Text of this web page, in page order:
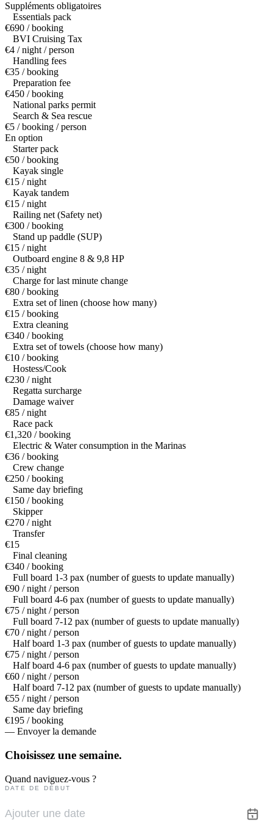
Suppléments obligatoires
Essentials pack
€690 / booking
BVI Cruising Tax
€4 / night / person
Handling fees
€35 / booking
Preparation fee
€450 / booking
National parks permit
Search & Sea rescue
€5 / booking / person
En option
Starter pack
€50 / booking
Kayak single
€15 / night
Kayak tandem
€15 / night
Railing net (Safety net)
€300 / booking
Stand up paddle (SUP)
€15 / night
Outboard engine 8 & 9,8 HP
€35 / night
Charge for last minute change
€80 / booking
Extra set of linen (choose how many)
€15 / booking
Extra cleaning
€340 / booking
Extra set of towels (choose how many)
€10 / booking
Hostess/Cook
€230 / night
Regatta surcharge
Damage waiver
€85 / night
Race pack
€1,320 / booking
Electric & Water consumption in the Marinas
€36 / booking
Crew change
€250 / booking
Same day briefing
€150 / booking
Skipper
€270 / night
Transfer
€15
Final cleaning
€340 / booking
Full board 1-3 pax (number of guests to update manually)
€90 / night / person
Full board 4-6 pax (number of guests to update manually)
€75 / night / person
Full board 7-12 pax (number of guests to update manually)
€70 / night / person
Half board 1-3 pax (number of guests to update manually)
€75 / night / person
Half board 4-6 pax (number of guests to update manually)
€60 / night / person
Half board 7-12 pax (number of guests to update manually)
€55 / night / person
Same day briefing
€195 / booking
— Envoyer la demande
Choisissez une semaine.
Quand naviguez-vous ?
DATE DE DÉBUT